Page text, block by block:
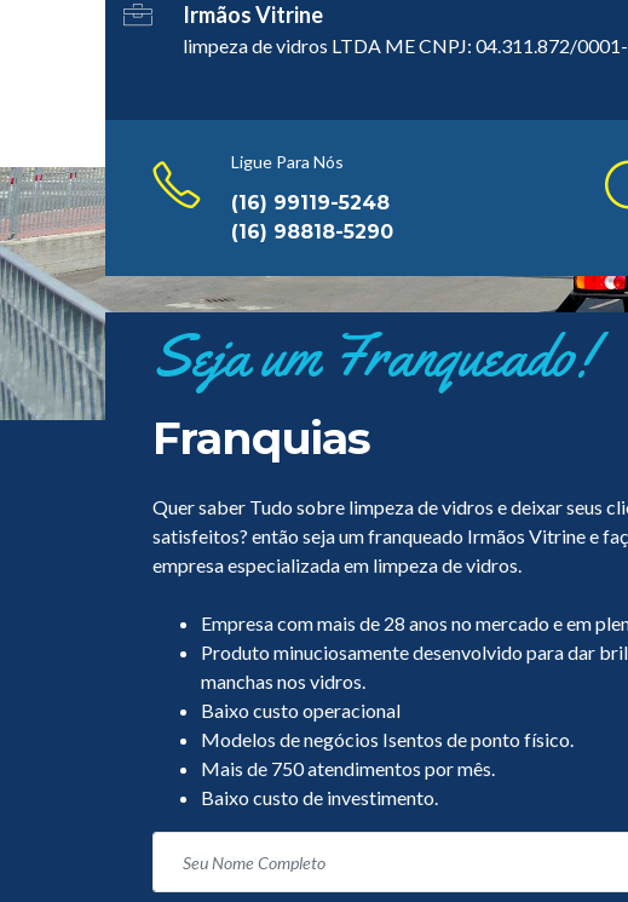
Irmãos Vitrine
limpeza de vidros LTDA ME CNPJ: 04.311.872/
Ligue Para Nós
(16) 99119-5248
(16) 98818-5290
Seja um Franqueado!
Franquias
Quer saber Tudo sobre limpeza de vidros e deixar seus
satisfeitos? então seja um franqueado Irmãos Vitrine e
empresa especializada em limpeza de vidros.
Empresa com mais de 28 anos no mercado e em
Produto minuciosamente desenvolvido para dar
manchas nos vidros.
Baixo custo operacional
Modelos de negócios Isentos de ponto físico.
Mais de 750 atendimentos por mês.
Baixo custo de investimento.